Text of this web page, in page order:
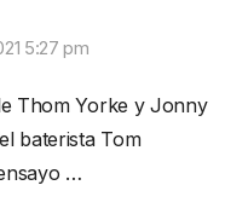
5:27 pm
Thom Yorke y Jonny
baterista Tom
…